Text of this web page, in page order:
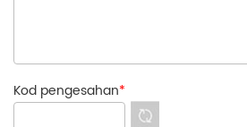
Kod pengesahan*